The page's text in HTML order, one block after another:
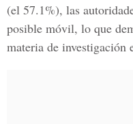
(el 57.1%), las
posible móvil, lo que
materia de investigación